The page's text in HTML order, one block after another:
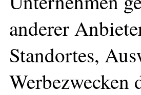
anderer
Standortes,
Werbezwecken